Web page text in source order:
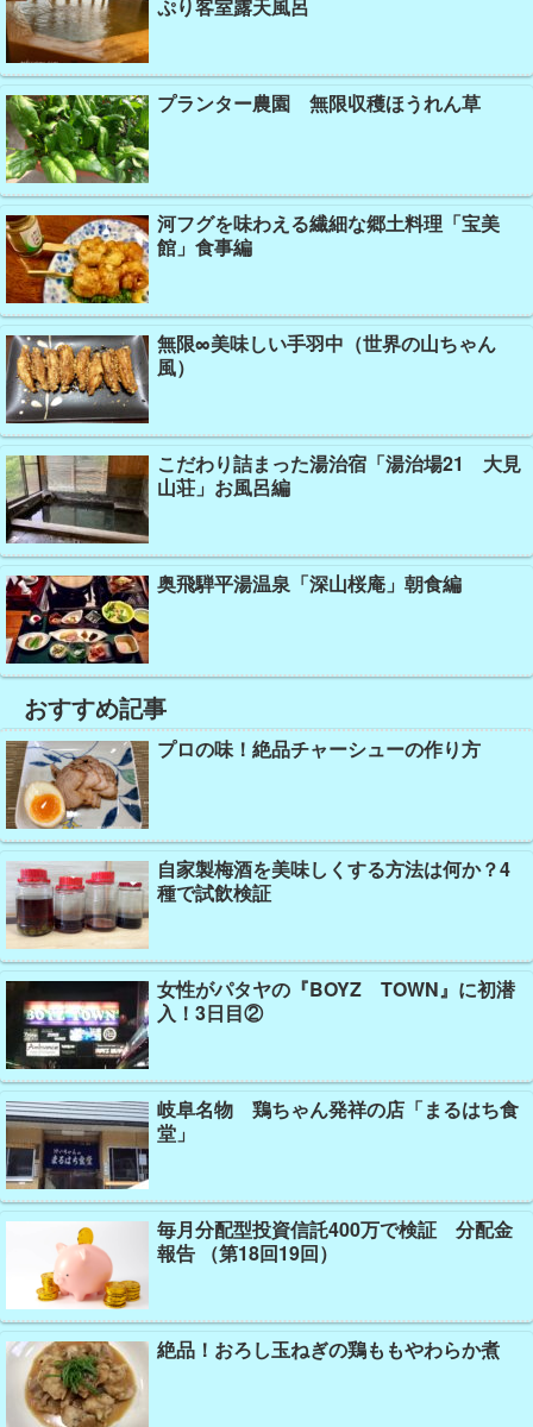
ぷり客室露天風呂
プランター農園 無限収穫ほうれん草
河フグを味わえる繊細な郷土料理「宝美
館」食事編
無限∞美味しい手羽中（世界の山ちゃん
風）
こだわり詰まった湯治宿「湯治場21 大見
山荘」お風呂編
奥飛騨平湯温泉「深山桜庵」朝食編
おすすめ記事
プロの味！絶品チャーシューの作り方
自家製梅酒を美味しくする方法は何か？4
種で試飲検証
女性がパタヤの『BOYZ TOWN』に初潜
入！3日目②
岐阜名物 鶏ちゃん発祥の店「まるはち食
堂」
毎月分配型投資信託400万で検証 分配金
報告 （第18回19回）
絶品！おろし玉ねぎの鶏ももやわらか煮